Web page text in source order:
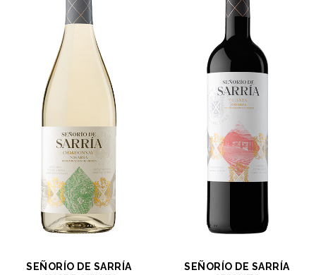
SEÑORÍO DE SARRÍA
SEÑORÍO DE SARRÍA